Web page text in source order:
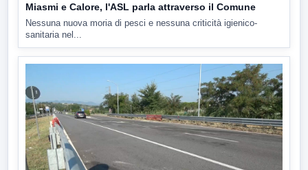
Miasmi e Calore, l'ASL parla attraverso il Comune
Nessuna nuova moria di pesci e nessuna criticità igienico-
sanitaria nel...